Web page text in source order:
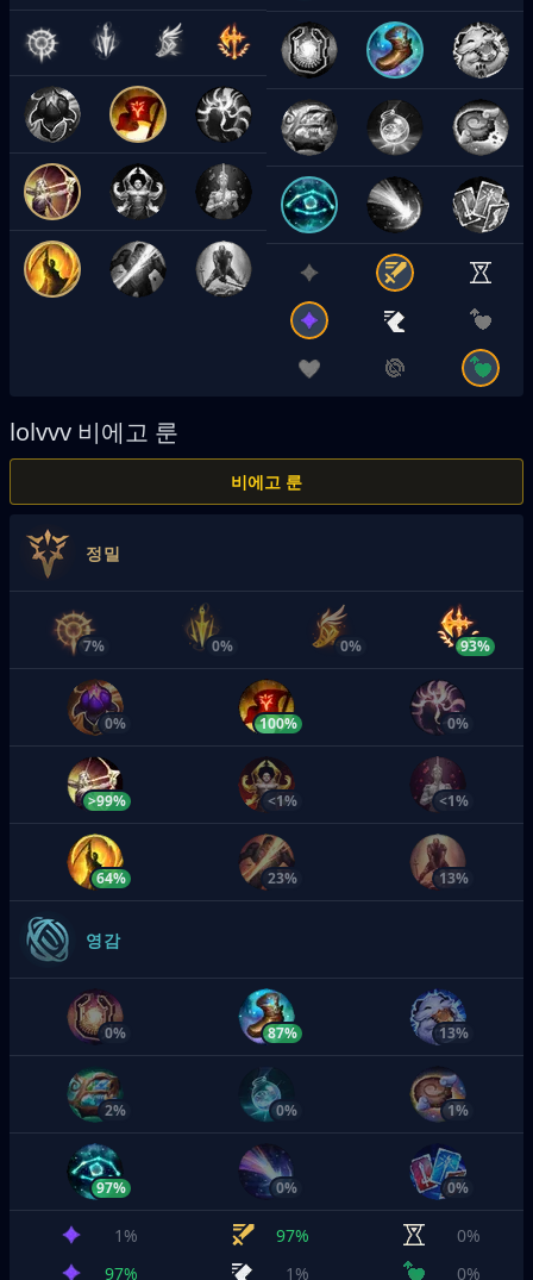
lolvvv 비에고 룬
비에고 룬
정밀
7% 0% 0% 93%
0% 100% 0%
>99% <1% <1%
64% 23% 13%
영감
0% 87% 13%
2% 0% 1%
97% 0% 0%
1% 97%
0%
97%
1% 0%